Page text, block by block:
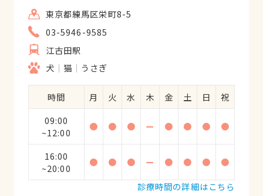
東京都練馬区栄町8-5
03-5946-9585
江古田駅
犬
猫 うさぎ
時間 月 火 水 木 金 土 日
祝
09:00
~12:00
● ● ● ー ● ● ● ●
16:00
~20:00
● ● ● ー ● ● ●
●
診療時間の詳細はこちら